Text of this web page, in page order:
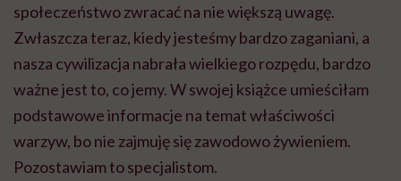
społeczeństwo zwracać na nie większą uwagę.
Zwłaszcza teraz, kiedy jesteśmy bardzo zaganiani, a
nasza cywilizacja nabrała wielkiego rozpędu, bardzo
ważne jest to, co jemy. W swojej książce umieściłam
podstawowe informacje na temat właściwości
warzyw, bo nie zajmuję się zawodowo żywieniem.
Pozostawiam to specjalistom.